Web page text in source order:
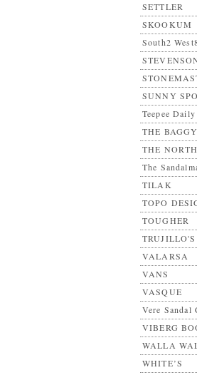
SETTLER
SKOOKUM
South2
SUNNY
Teepee Daily
THE BAGGY
THE
The
TILAK
TOPO
TOUGHER
TRUJILLO'S
VALARSA
VANS
VASQUE
Vere Sandal
VIBERG
WALLA
WHITE’S